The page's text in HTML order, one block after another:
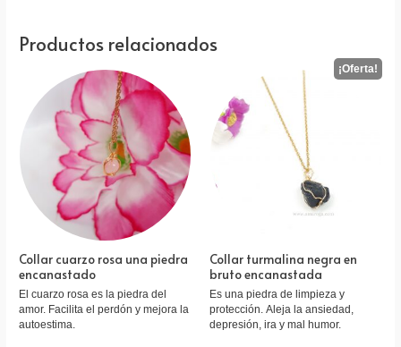
Productos relacionados
Collar cuarzo rosa una piedra
encanastado
El cuarzo rosa es la piedra del
amor. Facilita el perdón y mejora la
autoestima.
Collar turmalina negra en
bruto encanastada
Es una piedra de limpieza y
protección. Aleja la ansiedad,
depresión, ira y mal humor.